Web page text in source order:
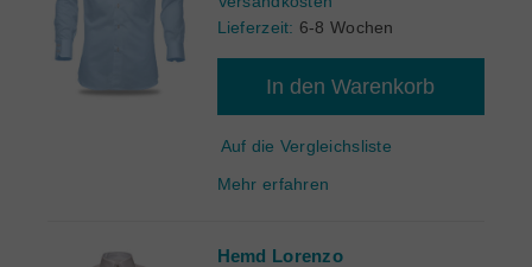
Lieferzeit: 6-8 Wochen
In den Warenkorb
Auf die Vergleichsliste
Mehr erfahren
Hemd Lorenzo